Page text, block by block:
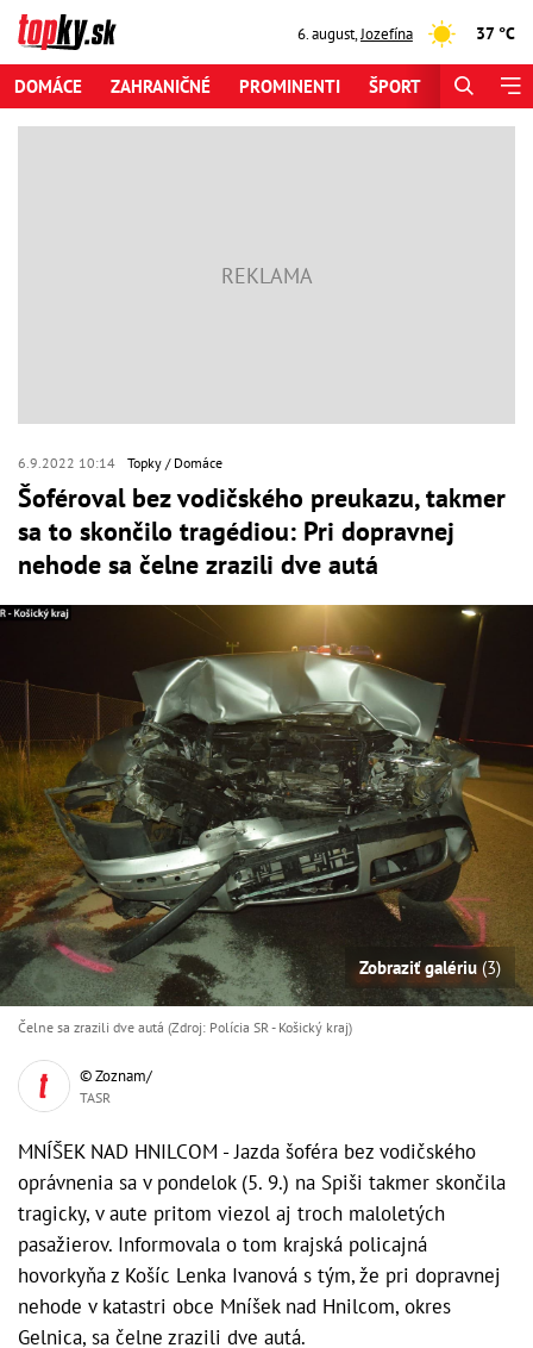
6. august,Jozefína 37 °C
DOMÁCE ZAHRANIČNÉ PROMINENTI ŠPORT
6.9.2022 10:14 Topky Domáce
Šoféroval bez vodičského preukazu, takmer
sa to skončilo tragédiou: Pri dopravnej
nehode sa čelne zrazili dve autá
Zobraziť galériu(3)
Čelne sa zrazili dve autá (Zdroj: Polícia SR - Košický kraj)
© Zoznam/
TASR
MNÍŠEK NAD HNILCOM - Jazda šoféra bez vodičského
oprávnenia sa v pondelok (5. 9.) na Spiši takmer skončila
tragicky, v aute pritom viezol aj troch maloletých
pasažierov. Informovala o tom krajská policajná
hovorkyňa z Košíc Lenka Ivanová s tým, že pri dopravnej
nehode v katastri obce Mníšek nad Hnilcom, okres
Gelnica, sa čelne zrazili dve autá.